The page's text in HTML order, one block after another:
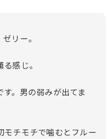
リー。
感じ。
。男の弱みが出てま
チモチで噛むとフルー